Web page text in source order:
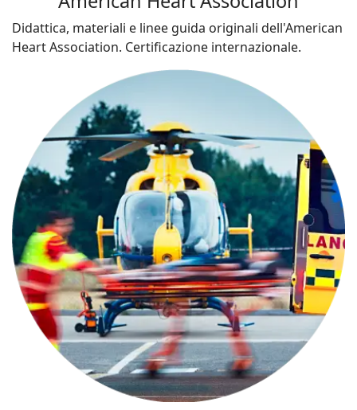
Didattica, materiali e linee guida originali dell'American
Heart Association. Certificazione internazionale.